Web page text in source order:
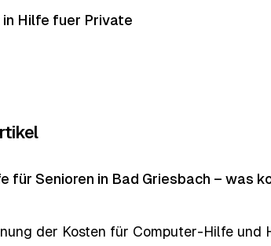
Hilfe fuer Private
für Senioren in Bad Griesbach – was
der Kosten für Computer-Hilfe und